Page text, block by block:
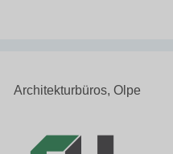
Architekturbüros, Olpe